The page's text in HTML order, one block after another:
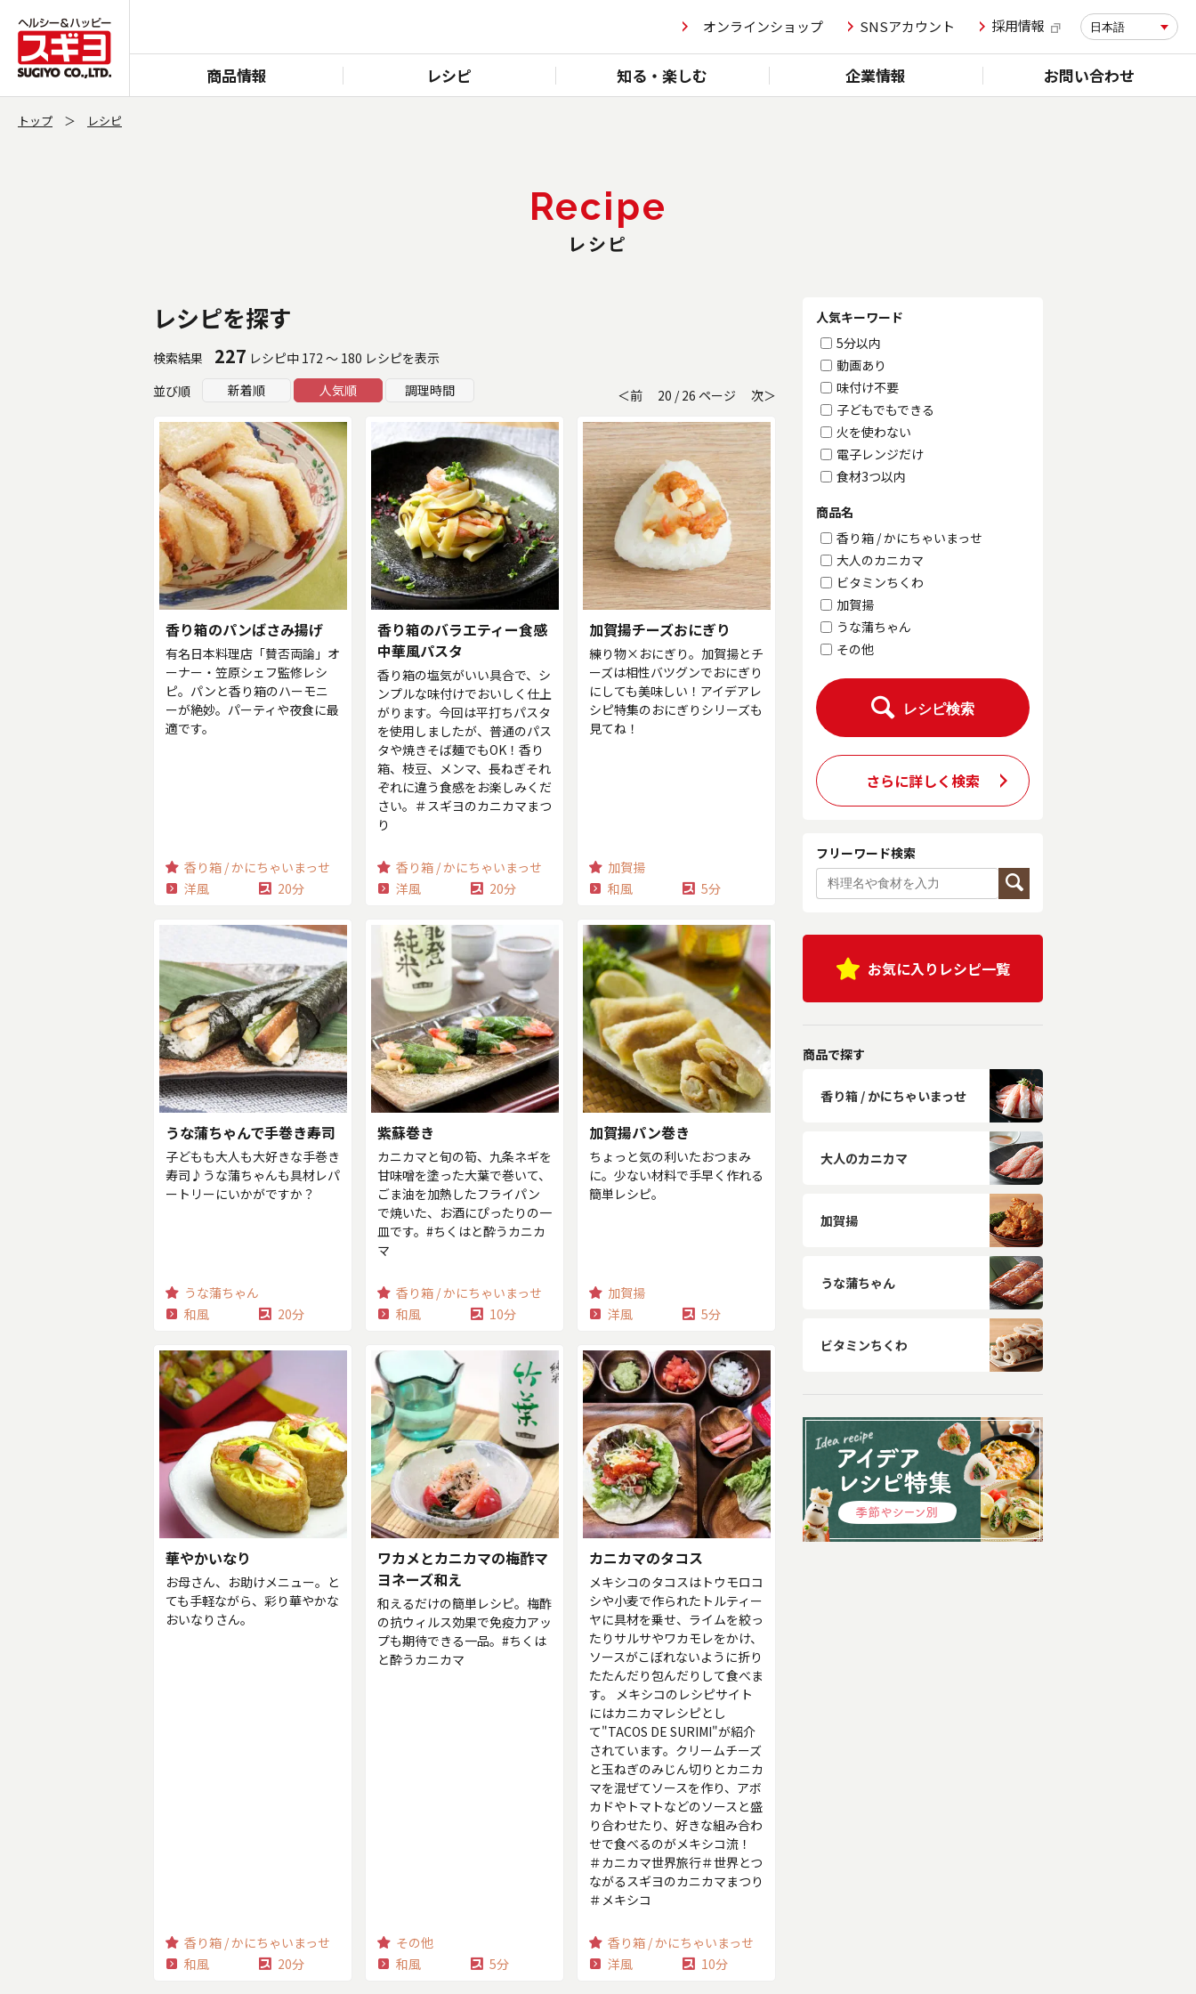
オンラインショップ SNSアカウント 採用情報 日本語
商品情報 レシピ 知る・楽しむ 企業情報 お問い合わせ
トップ レシピ
Recipe
レシピ
レシピを探す
検索結果 227 レシピ中 172 ～ 180 レシピを表示
並び順
新着順 人気順 調理時間 ＜前 20 / 26 ページ 次＞
香り箱のパンばさみ揚げ
有名日本料理店「賛否両論」オ
ーナー・笠原シェフ監修レシ
ピ。パンと香り箱のハーモニ
ーが絶妙。パーティや夜食に最
適です。
香り箱 / かにちゃいまっせ
洋風
20分
香り箱のバラエティー食感
中華風パスタ
香り箱の塩気がいい具合で、シ
ンプルな味付けでおいしく仕上
がります。今回は平打ちパスタ
を使用しましたが、普通のパス
タや焼きそば麺でもOK！香り
箱、枝豆、メンマ、長ねぎそれ
ぞれに違う食感をお楽しみくだ
さい。＃スギヨのカニカマまつ
り
香り箱 / かにちゃいまっせ
洋風
20分
加賀揚チーズおにぎり
練り物×おにぎり。加賀揚とチ
ーズは相性バツグンでおにぎり
にしても美味しい！アイデアレ
シピ特集のおにぎりシリーズも
見てね！
加賀揚
和風
5分
うな蒲ちゃんで手巻き寿司
子どもも大人も大好きな手巻き
寿司♪うな蒲ちゃんも具材レパ
ートリーにいかがですか？
うな蒲ちゃん
和風
20分
紫蘇巻き
カニカマと旬の筍、九条ネギを
甘味噌を塗った大葉で巻いて、
ごま油を加熱したフライパン
で焼いた、お酒にぴったりの一
皿です。#ちくはと酔うカニカ
マ
香り箱 / かにちゃいまっせ
和風
10分
加賀揚パン巻き
ちょっと気の利いたおつまみ
に。少ない材料で手早く作れる
簡単レシピ。
加賀揚
洋風
5分
華やかいなり
お母さん、お助けメニュー。と
ても手軽ながら、彩り華やかな
おいなりさん。
香り箱 / かにちゃいまっせ
和風
20分
ワカメとカニカマの梅酢マ
ヨネーズ和え
和えるだけの簡単レシピ。梅酢
の抗ウィルス効果で免疫力アッ
プも期待できる一品。#ちくは
と酔うカニカマ
その他
和風
5分
カニカマのタコス
メキシコのタコスはトウモロコ
シや小麦で作られたトルティー
ヤに具材を乗せ、ライムを絞っ
たりサルサやワカモレをかけ、
ソースがこぼれないように折り
たたんだり包んだりして食べま
す。 メキシコのレシピサイト
にはカニカマレシピとし
て"TACOS DE SURIMI"が紹介
されています。クリームチーズ
と玉ねぎのみじん切りとカニカ
マを混ぜてソースを作り、アボ
カドやトマトなどのソースと盛
り合わせたり、好きな組み合わ
せで食べるのがメキシコ流！
＃カニカマ世界旅行＃世界とつ
ながるスギヨのカニカマまつり
＃メキシコ
香り箱 / かにちゃいまっせ
洋風
10分
人気キーワード
5分以内
動画あり
味付け不要
子どもでもできる
火を使わない
電子レンジだけ
食材3つ以内
商品名
香り箱 / かにちゃいまっせ
大人のカニカマ
ビタミンちくわ
加賀揚
うな蒲ちゃん
その他
レシピ検索
さらに詳しく検索
フリーワード検索
お気に入りレシピ一覧
商品で探す
香り箱 / かにちゃいまっせ
大人のカニカマ
加賀揚
うな蒲ちゃん
ビタミンちくわ